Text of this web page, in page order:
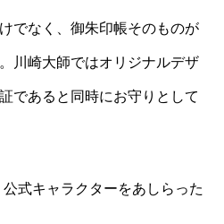
でなく、御朱印帳そのものが
川崎大師ではオリジナルデザ
であると同時にお守りとして
式キャラクターをあしらった